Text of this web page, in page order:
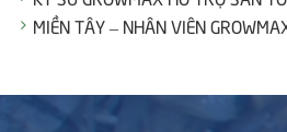
MIỀN TÂY – NHÂN VIÊN